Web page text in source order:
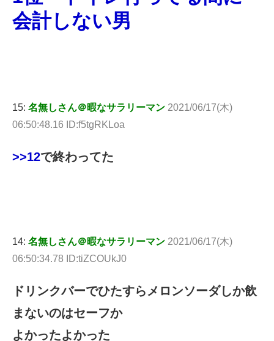
会計しない男
15: 名無しさん＠暇なサラリーマン 2021/06/17(木)
06:50:48.16 ID:f5tgRKLoa
>>12で終わってた
14: 名無しさん＠暇なサラリーマン 2021/06/17(木)
06:50:34.78 ID:tiZCOUkJ0
ドリンクバーでひたすらメロンソーダしか飲
まないのはセーフか
よかったよかった